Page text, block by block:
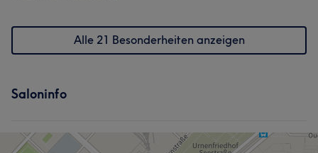
Alle 21 Besonderheiten anzeigen
Saloninfo